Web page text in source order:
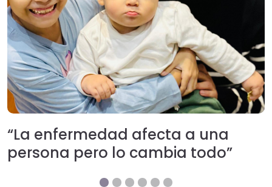
“La enfermedad afecta a una
persona pero lo cambia todo”